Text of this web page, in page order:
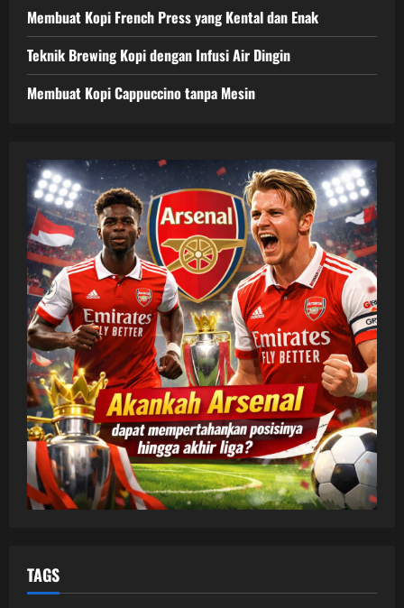
Membuat Kopi French Press yang Kental dan Enak
Teknik Brewing Kopi dengan Infusi Air Dingin
Membuat Kopi Cappuccino tanpa Mesin
TAGS